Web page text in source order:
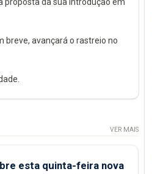
breve, avançará o rastreio no
VER MAIS
esta quinta-feira nova